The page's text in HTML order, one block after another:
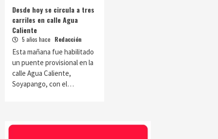
Desde hoy se circula a tres
carriles en calle Agua
Caliente
5 años hace Redacción
Esta mañana fue habilitado
un puente provisional en la
calle Agua Caliente,
Soyapango, con el…